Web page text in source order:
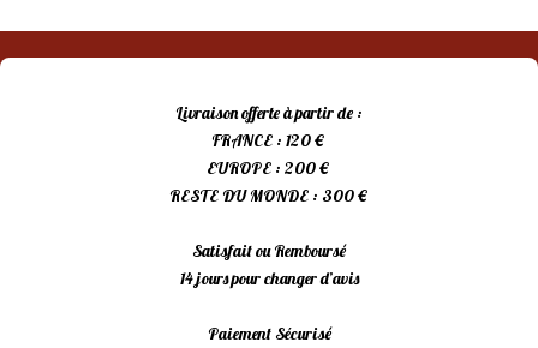
Livraison offerte à partir de :
FRANCE : 120 €
EUROPE : 200 €
RESTE DU MONDE : 300 €
Satisfait ou Remboursé
14 jours pour changer d’avis
Paiement Sécurisé